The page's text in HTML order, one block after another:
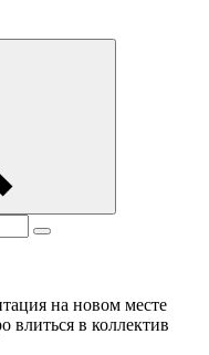
на новом месте
влиться в коллектив